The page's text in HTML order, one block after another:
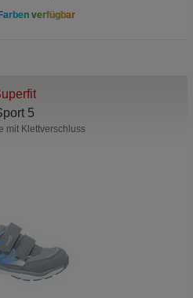
verfügbar
5
mit Klettverschluss